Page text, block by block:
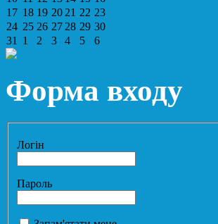
17 18 19 20 21 22 23
24 25 26 27 28 29 30
31
1 2 3 4 5 6
Форма входу
Логін
Пароль